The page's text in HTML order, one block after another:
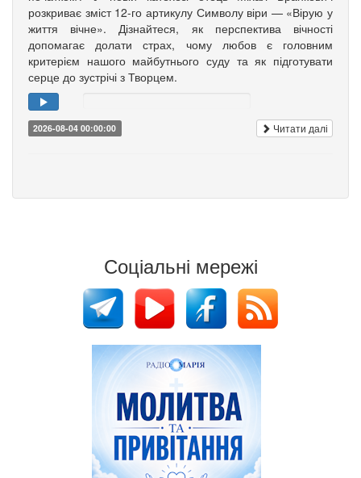
розкриває зміст 12-го артикулу Символу віри — «Вірую у
життя вічне». Дізнайтеся, як перспектива вічності
допомагає долати страх, чому любов є головним
критерієм нашого майбутнього суду та як підготувати
серце до зустрічі з Творцем.
2026-08-04 00:00:00 Читати далі
Соціальні мережі